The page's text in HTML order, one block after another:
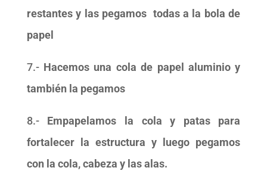
restantes y las pegamos todas a la bola de
papel
7.- Hacemos una cola de papel aluminio y
también la pegamos
8.- Empapelamos la cola y patas para
fortalecer la estructura y
luego pegamos
con la cola, cabeza y las alas.